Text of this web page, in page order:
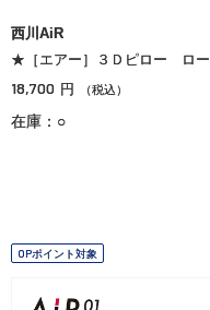
西川AiR
★［エアー］３Ｄピロー ロー
18,700 円 （税込）
在庫：○
OPポイント対象